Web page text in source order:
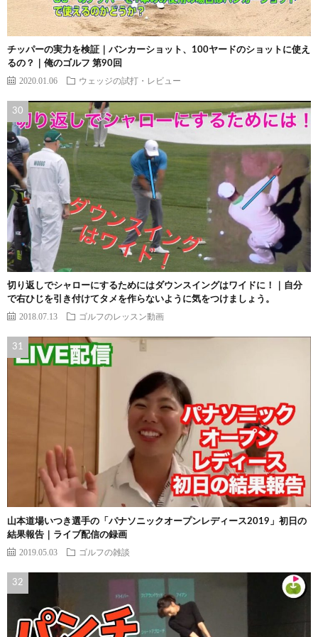
チッパーの実力を検証｜バンカーショット、100ヤードのショットに使え
るの？｜俺のゴルフ 第90回
2020.01.06 ウェッジの試打・レビュー
切り返しでシャローにするためにはダウンスイングはワイドに！｜自分
で右ひじを引き付けてタメを作らないように気をつけましょう。
2018.07.13 ゴルフのレッスン動画
山本道場いつき選手の「パナソニックオープンレディース2019」初日の
結果報告｜ライブ配信の録画
2019.05.03 ゴルフの雑談